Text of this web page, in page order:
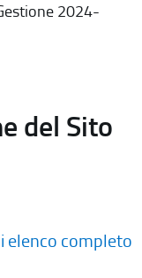
2024-
del Sito
elenco completo